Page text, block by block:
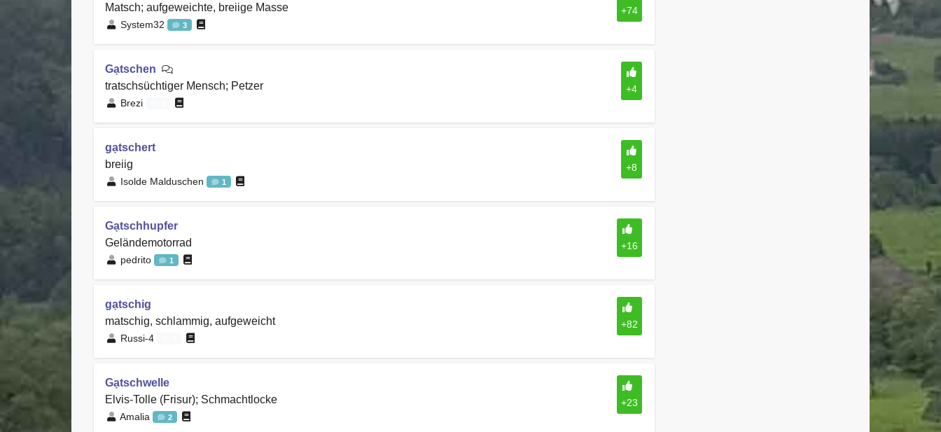
+74
Matsch; aufgeweichte, breiige Masse
System32 3
+4
Gạtschen
tratschsüchtiger Mensch; Petzer
Brezi
+8
gạtschert
breiig
Isolde Malduschen 1
+16
Gạtschhupfer
Geländemotorrad
pedrito 1
+82
gạtschig
matschig, schlammig, aufgeweicht
Russi-4
+23
Gạtschwelle
Elvis-Tolle (Frisur); Schmachtlocke
Amalia 2